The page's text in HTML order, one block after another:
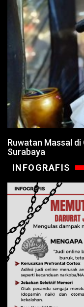
Ruwatan Massal
Surabaya
INFOGRAFIS